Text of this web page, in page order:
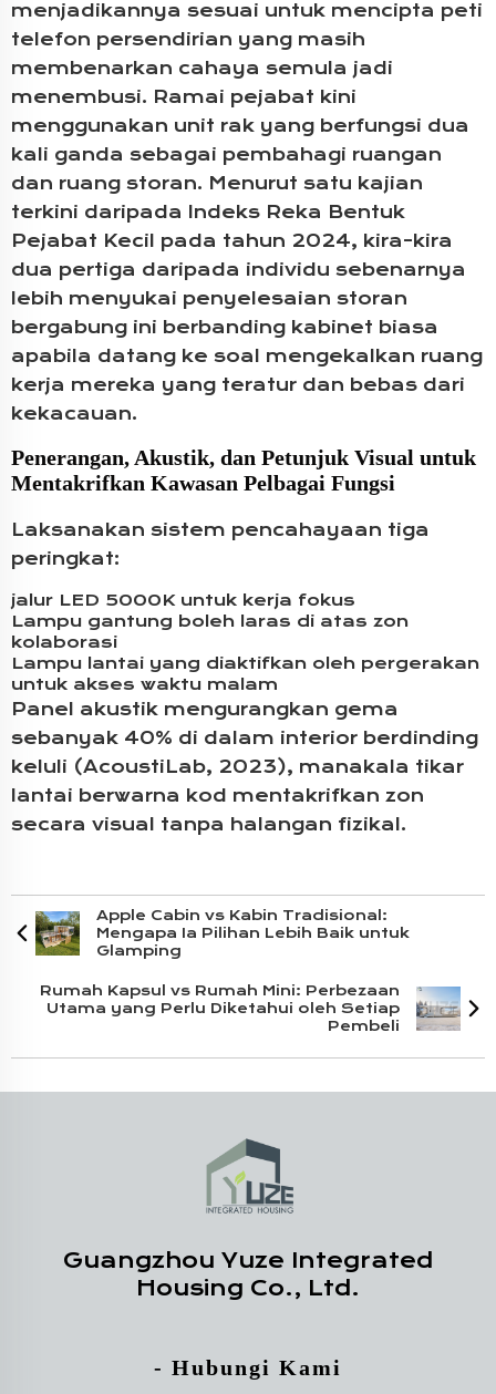
menjadikannya sesuai untuk mencipta peti
telefon persendirian yang masih
membenarkan cahaya semula jadi
menembusi. Ramai pejabat kini
menggunakan unit rak yang berfungsi dua
kali ganda sebagai pembahagi ruangan
dan ruang storan. Menurut satu kajian
terkini daripada Indeks Reka Bentuk
Pejabat Kecil pada tahun 2024, kira-kira
dua pertiga daripada individu sebenarnya
lebih menyukai penyelesaian storan
bergabung ini berbanding kabinet biasa
apabila datang ke soal mengekalkan ruang
kerja mereka yang teratur dan bebas dari
kekacauan.
Penerangan, Akustik, dan Petunjuk Visual untuk
Mentakrifkan Kawasan Pelbagai Fungsi
Laksanakan sistem pencahayaan tiga
peringkat:
jalur LED 5000K untuk kerja fokus
Lampu gantung boleh laras di atas zon
kolaborasi
Lampu lantai yang diaktifkan oleh pergerakan
untuk akses waktu malam
Panel akustik mengurangkan gema
sebanyak 40% di dalam interior berdinding
keluli (AcoustiLab, 2023), manakala tikar
lantai berwarna kod mentakrifkan zon
secara visual tanpa halangan fizikal.
Apple Cabin vs Kabin Tradisional:
Mengapa Ia Pilihan Lebih Baik untuk
Glamping
Rumah Kapsul vs Rumah Mini: Perbezaan
Utama yang Perlu Diketahui oleh Setiap
Pembeli
Guangzhou Yuze Integrated
Housing Co., Ltd.
- Hubungi Kami